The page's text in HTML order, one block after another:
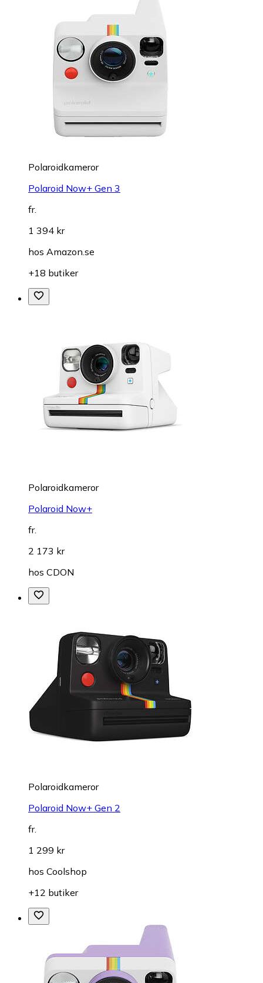
Polaroidkameror
Polaroid Now+ Gen 3
fr.
1 394 kr
hos Amazon.se
+18 butiker
Polaroidkameror
Polaroid Now+
fr.
2 173 kr
hos CDON
Polaroidkameror
Polaroid Now+ Gen 2
fr.
1 299 kr
hos Coolshop
+12 butiker